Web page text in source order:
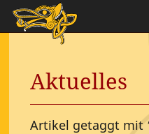
Aktuelles
Artikel getaggt mit